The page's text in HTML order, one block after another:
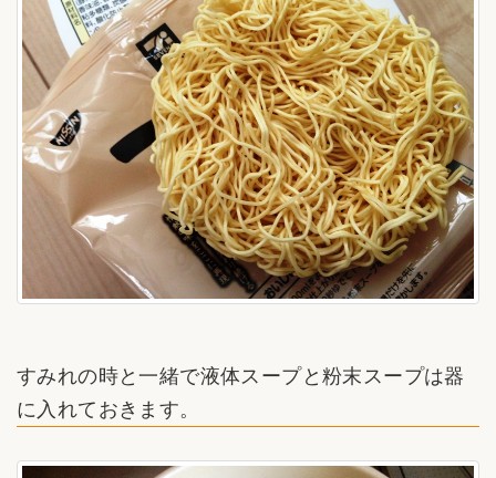
すみれの時と一緒で液体スープと粉末スープは器
に入れておきます。